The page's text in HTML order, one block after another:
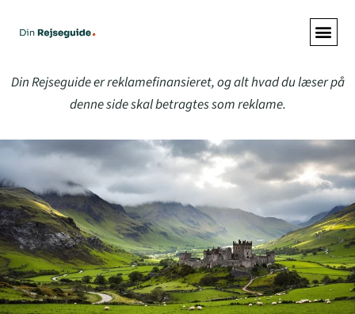
Din Rejseguide er reklamefinansieret, og alt hvad du læser på
denne side skal betragtes som reklame.